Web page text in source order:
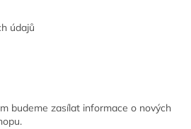
údajů
budeme zasílat informace o nových